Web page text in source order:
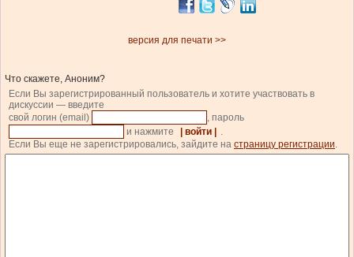
версия для печати >>
Что скажете, Аноним?
Если Вы зарегистрированный пользователь и хотите участвовать в
дискуссии — введите
свой логин (email)
, пароль
и нажмите
| войти |
.
Если Вы еще не зарегистрировались, зайдите на страницу регистрации.